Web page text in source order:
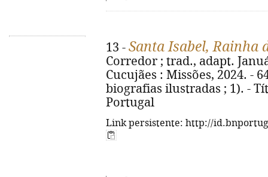
13 - Santa Isabel, Rainha
Corredor ; trad., adapt.
Cucujães : Missões, 2024. -
biografias ilustradas ; 1). -
Portugal
Link persistente: http://